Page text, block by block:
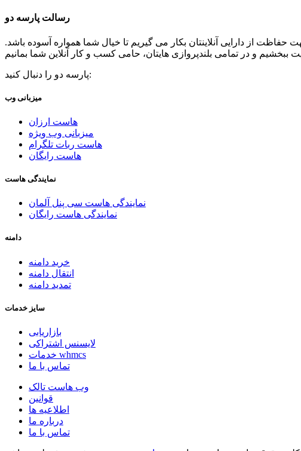
رسالت پارسه دو
تمامی لحظات توان و تلاشمان را در جهت حفاظت از دارایی آنلاینتان بکار می گیریم تا خیال شما همواره آسوده باشد.
پارسه دو را دنبال کنید:
میزبانی وب
هاست ارزان
میزبانی وب ویژه
هاست ربات تلگرام
هاست رایگان
نمایندگی هاست
نمایندگی هاست سی پنل آلمان
نمایندگی هاست رایگان
دامنه
خرید دامنه
انتقال دامنه
تمدید دامنه
سایز خدمات
بازاریابی
لایسنس اشتراکی
خدمات whmcs
تماس با ما
وب هاست تالک
قوانین
اطلاعیه ها
درباره ما
تماس با ما